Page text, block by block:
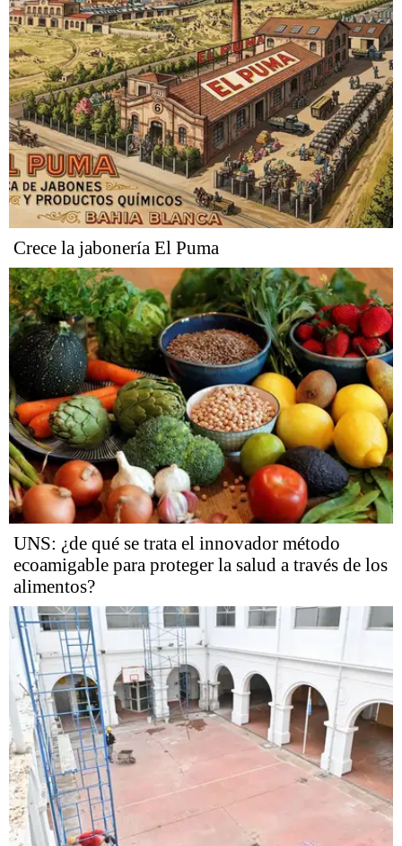
Crece la jabonería El Puma
UNS: ¿de qué se trata el innovador método
ecoamigable para proteger la salud a través de los
alimentos?